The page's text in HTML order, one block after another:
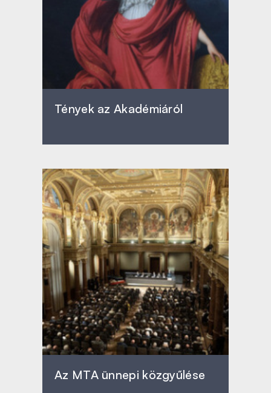
Tények az Akadémiáról
Az MTA ünnepi közgyűlése